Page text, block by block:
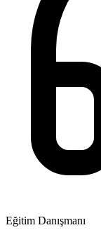
Eğitim Danışmanı